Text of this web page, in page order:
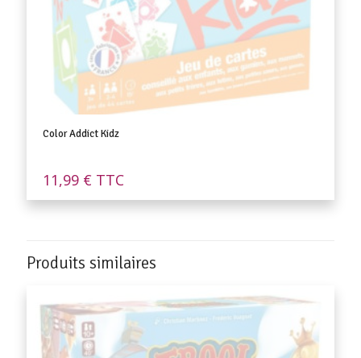
Color Addict Kidz
11,99 € TTC
Produits similaires